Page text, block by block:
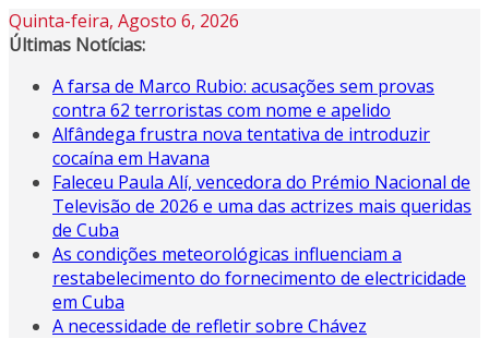
Skip
to
Quinta-feira, Agosto 6, 2026
Últimas Notícias:
A farsa de Marco Rubio: acusações sem provas
contra 62 terroristas com nome e apelido
Alfândega frustra nova tentativa de introduzir
cocaína em Havana
Faleceu Paula Alí, vencedora do Prémio Nacional de
Televisão de 2026 e uma das actrizes mais queridas
de Cuba
As condições meteorológicas influenciam a
restabelecimento do fornecimento de electricidade
em Cuba
A necessidade de refletir sobre Chávez